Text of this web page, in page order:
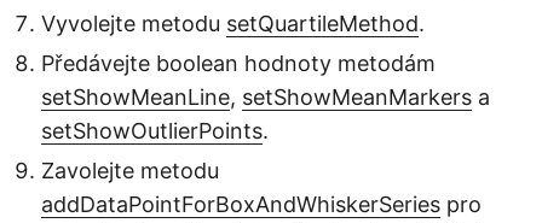
Vyvolejte metodu setQuartileMethod.
Předávejte boolean hodnoty metodám
setShowMeanLine, setShowMeanMarkers a
setShowOutlierPoints.
Zavolejte metodu
addDataPointForBoxAndWhiskerSeries pro